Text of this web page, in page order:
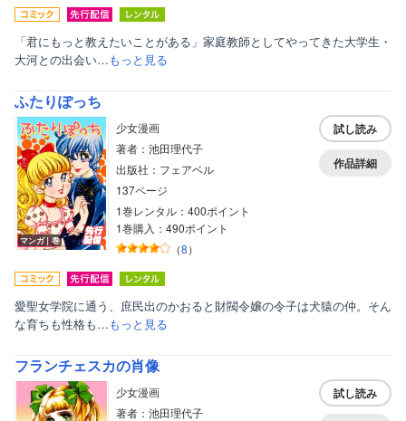
「君にもっと教えたいことがある」家庭教師としてやってきた大学生・
大河との出会い…もっと見る
ふたりぽっち
マンガ｜巻
少女漫画
著者：池田理代子
出版社：フェアベル
137ページ
1巻レンタル：400ポイント
1巻購入：490ポイント
（8）
試し読み
作品詳細
愛聖女学院に通う、庶民出のかおると財閥令嬢の令子は犬猿の仲。そん
な育ちも性格も…もっと見る
フランチェスカの肖像
少女漫画
著者：池田理代子
試し読み